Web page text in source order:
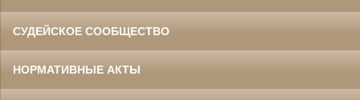
СУДЕЙСКОЕ СООБЩЕСТВО
НОРМАТИВНЫЕ АКТЫ